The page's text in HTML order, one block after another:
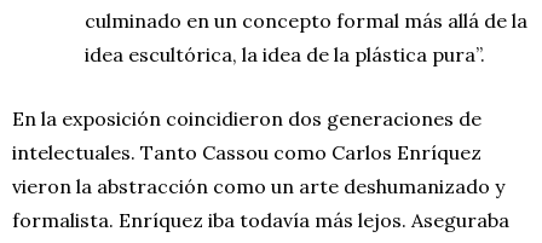
culminado en un concepto formal más allá de la
idea escultórica, la idea de la plástica pura”.
En la exposición coincidieron dos generaciones de
intelectuales. Tanto Cassou como Carlos Enríquez
vieron la abstracción como un arte deshumanizado y
formalista. Enríquez iba todavía más lejos. Aseguraba